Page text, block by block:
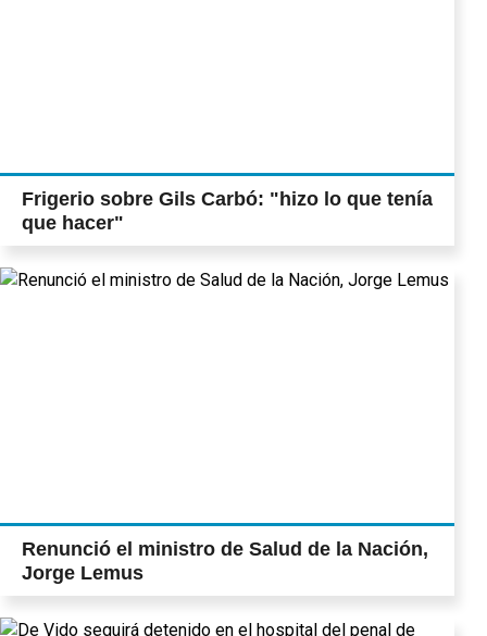
Frigerio sobre Gils Carbó: "hizo lo que tenía
que hacer"
Renunció el ministro de Salud de la Nación,
Jorge Lemus